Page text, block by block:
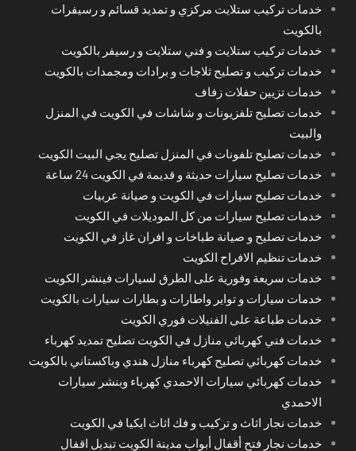
خدمات تركيب ستلايت مركزي و تمديد قسائم و رسيفرات
بالكويت
خدمات تركيب ستلايت و فني ستلايت و رسيفر بالكويت
خدمات تركيب و تصليح ثلاجات و برادات ومجمدات بالكويت
خدمات تزيين حفلات زفاف
خدمات تصليح تلفزيونات و شاشات في الكويت في المنزل
والبيت
خدمات تصليح تلفونات في المنزل تصليح يجي البيت الكويت
خدمات تصليح سيارات حديثة و قديمة في الكويت 24 ساعة
خدمات تصليح سيارات في الكويت و صيانة عربيات
خدمات تصليح سيارات من كل الموديلات في الكويت
خدمات تصليح و صيانة طباخات و افران غاز في الكويت
خدمات تنظيم الافراح الكويت
خدمات سريعة وفورية على الطرق لسيارات فينشر الكويت
خدمات سيارات و تواير واطارات و بطارات سيارات بالكويت
خدمات طباعة على الفنيلات فوري الكويت
خدمات فني كهربائي منازل في الكويت تصليح تمديد كهرباء
خدمات كهربائي تصليح كهرباء منازل هندي وباكستاني بالكويت
خدمات كهربائي سيارات الاحمدي كهرباء وبنشر سيارات
الاحمدي
خدمات نجار اثاث و تركيب و فك اثاث ايكيا في الكويت
خدمات نجار فتح أقفال أبواب مدينة الكويت تبديل اقفال